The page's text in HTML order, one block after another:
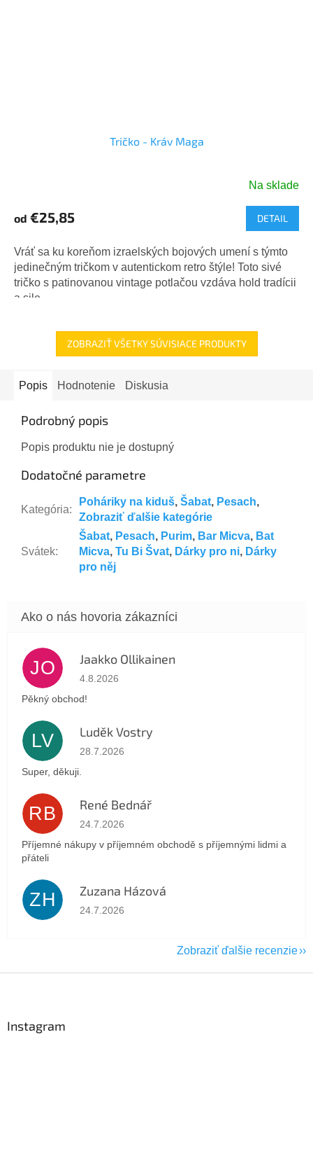
Tričko - Kráv Maga
Na sklade
od €25,85 DETAIL
Vráť sa ku koreňom izraelských bojových umení s týmto
jedinečným tričkom v autentickom retro štýle! Toto sivé
tričko s patinovanou vintage potlačou vzdáva hold tradícii
a sile...
ZOBRAZIŤ VŠETKY SÚVISIACE PRODUKTY
Popis Hodnotenie Diskusia
Podrobný popis
Popis produktu nie je dostupný
Dodatočné parametre
Kategória:
Poháriky na kiduš, Šabat, Pesach,
Zobraziť ďalšie kategórie
Svátek:
Šabat, Pesach, Purim, Bar Micva, Bat
Micva, Tu Bi Švat, Dárky pro ni, Dárky
pro něj
JO Jaakko Ollikainen
Hodnotenie obchodu je 5 z 5 hviezdičiek.
4.8.2026
Pěkný obchod!
LV Luděk Vostry
Hodnotenie obchodu je 5 z 5 hviezdičiek.
28.7.2026
Super, děkuji.
RB René Bednář
Hodnotenie obchodu je 5 z 5 hviezdičiek.
24.7.2026
Příjemné nákupy v příjemném obchodě s příjemnými lidmi a
přáteli
ZH Zuzana Házová
Hodnotenie obchodu je 5 z 5 hviezdičiek.
24.7.2026
Zobraziť ďalšie recenzie
Instagram